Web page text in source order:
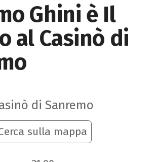
Ghini è Il
al Casinò di
di Sanremo
sulla mappa